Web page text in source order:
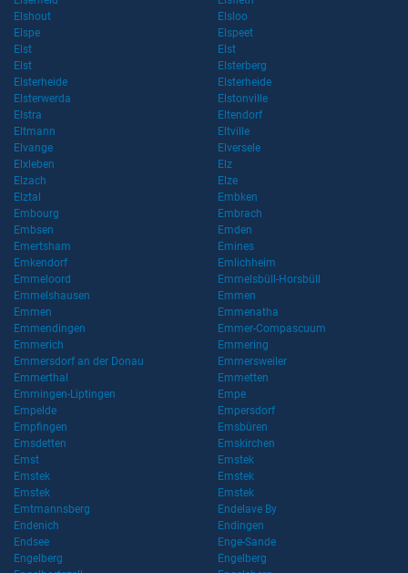
Elshout
Elsloo
Elspe
Elspeet
Elst
Elst
Elst
Elsterberg
Elsterheide
Elsterheide
Elsterwerda
Elstonville
Elstra
Eltendorf
Eltmann
Eltville
Elvange
Elversele
Elxleben
Elz
Elzach
Elze
Elztal
Embken
Embourg
Embrach
Embsen
Emden
Emertsham
Emines
Emkendorf
Emlichheim
Emmeloord
Emmelsbüll-Horsbüll
Emmelshausen
Emmen
Emmen
Emmenatha
Emmendingen
Emmer-Compascuum
Emmerich
Emmering
Emmersdorf an der Donau
Emmersweiler
Emmerthal
Emmetten
Emmingen-Liptingen
Empe
Empelde
Empersdorf
Empfingen
Emsbüren
Emsdetten
Emskirchen
Emst
Emstek
Emstek
Emstek
Emstek
Emstek
Emtmannsberg
Endelave By
Endenich
Endingen
Endsee
Enge-Sande
Engelberg
Engelberg